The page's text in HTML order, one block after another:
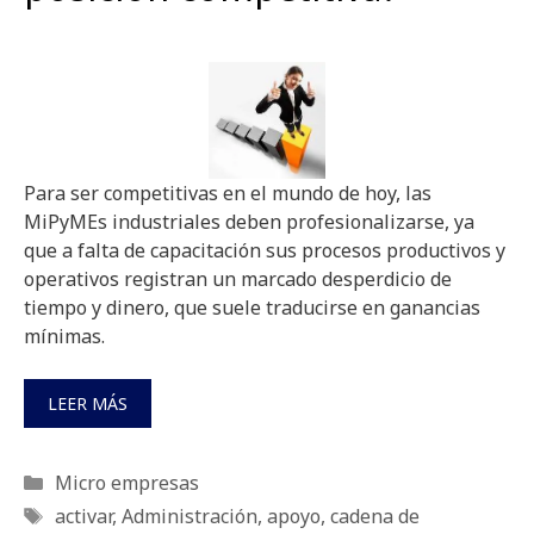
Para ser competitivas en el mundo de hoy, las
MiPyMEs industriales deben profesionalizarse, ya
que a falta de capacitación sus procesos productivos y
operativos registran un marcado desperdicio de
tiempo y dinero, que suele traducirse en ganancias
mínimas.
LEER MÁS
Categorías
Micro empresas
Etiquetas
activar, Administración, apoyo, cadena de